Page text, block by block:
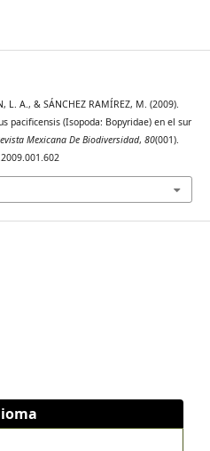
L. A., & SÁNCHEZ RAMÍREZ, M. (2009).
pacificensis (Isopoda: Bopyridae) en el sur
Mexicana De Biodiversidad, 80(001).